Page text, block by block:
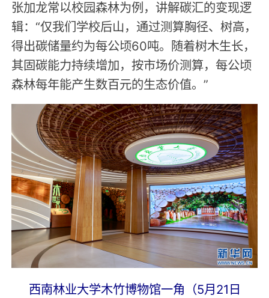
张加龙常以校园森林为例，讲解碳汇的变现逻
辑：“仅我们学校后山，通过测算胸径、树高，
得出碳储量约为每公顷60吨。随着树木生长，
其固碳能力持续增加，按市场价测算，每公顷
森林每年能产生数百元的生态价值。”
西南林业大学木竹博物馆一角（5月21日